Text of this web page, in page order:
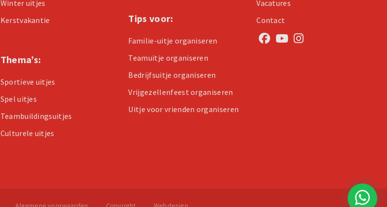
Winter uitjes
Kerstvakantie
Thema’s:
Sportieve uitjes
Spel uitjes
Teambuildingsuitjes
Culturele uitjes
Tips voor:
Familie-uitje organiseren
Teamuitje organiseren
Bedrijfsuitje organiseren
Vrijgezellenfeest organiseren
Uitje voor vrienden organiseren
Vacatures
Contact